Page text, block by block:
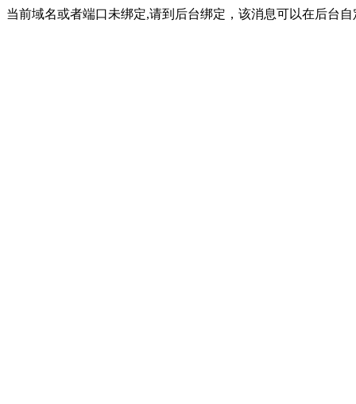
当前域名或者端口未绑定,请到后台绑定，该消息可以在后台自